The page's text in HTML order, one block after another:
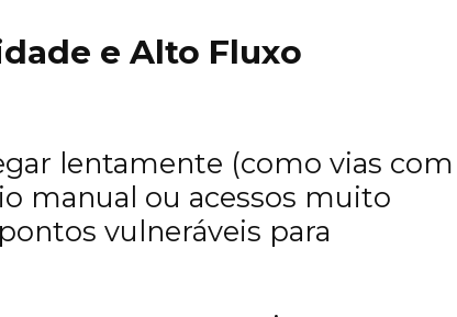
e Alto Fluxo
lentamente (como vias com
manual ou acessos muito
vulneráveis para